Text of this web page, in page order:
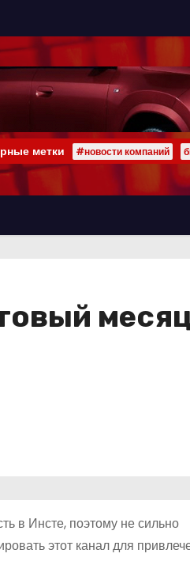
метки #новости компаний
в Инсте, поэтому не сильно
этот канал для